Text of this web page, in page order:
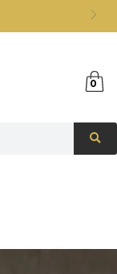
0